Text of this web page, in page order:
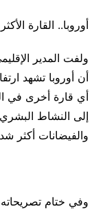
أوروبا.. القارة
ولفت المدير
أن أوروبا تشهد
أي قارة أخرى في
إلى النشاط
والفيضانات أكثر
وفي ختام